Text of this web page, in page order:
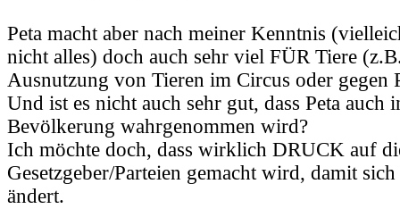
Peta macht aber nach meiner Kenntnis
nicht alles) doch auch sehr viel FÜR Tiere
Ausnutzung von Tieren im Circus oder gegen
Und ist es nicht auch sehr gut, dass Peta auch
Bevölkerung wahrgenommen wird?
Ich möchte doch, dass wirklich DRUCK auf
Gesetzgeber/Parteien gemacht wird, damit
ändert.